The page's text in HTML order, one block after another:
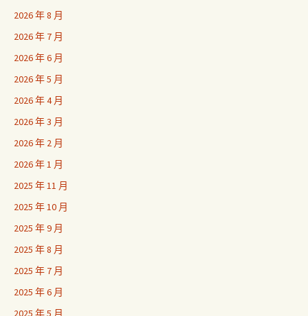
2026 年 8 月
2026 年 7 月
2026 年 6 月
2026 年 5 月
2026 年 4 月
2026 年 3 月
2026 年 2 月
2026 年 1 月
2025 年 11 月
2025 年 10 月
2025 年 9 月
2025 年 8 月
2025 年 7 月
2025 年 6 月
2025 年 5 月